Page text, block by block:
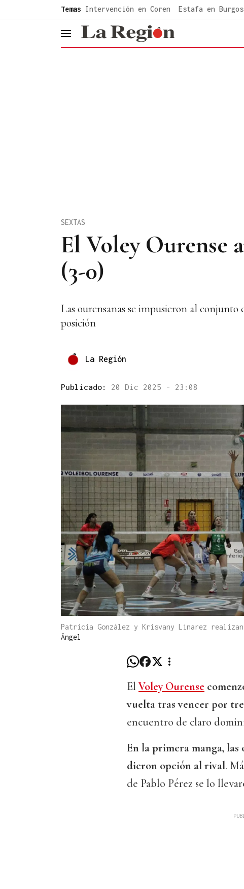
Temas Intervención en Coren Estafa en Burgos
header.menu.open
El Voley Ourense
(3-0)
SEXTAS
Las ourensanas se impusieron al
posición
La Región
Publicado: 20 Dic 2025 - 23:08
Patricia González y Krisvany Linarez
Ángel
ElVoley Ourense
vuelta tras vencer por
encuentro de claro
En la primera manga, las
dieron opción al rival.
de Pablo Pérez se lo